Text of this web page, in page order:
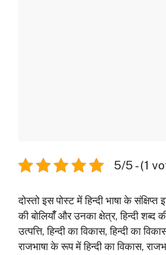
5/5 - (1
दोस्‍तो इस पोस्‍ट में हिन्‍दी भाषा के संक्षिप्‍त
की बोलियाँँ और उनका क्षेत्र, हिन्‍दी शब्‍द
उत्‍पत्ति, हिन्‍दी का विकास, हिन्‍दी का
राजभाषा के रूप में हिन्‍दी का विकास,